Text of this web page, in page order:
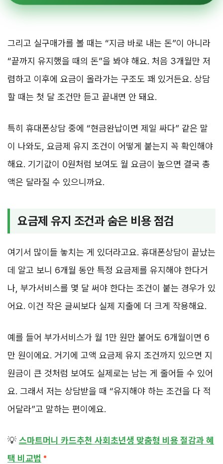
그리고 실구매가를 볼 때는 “지금 바로 내는 돈”이 아니라
“끝까지 유지했을 때의 돈”을 봐야 해요. 처음 3개월만 저
렴하고 이후에 요금이 올라가는 구조도 꽤 있거든요. 상담
할 때는 첫 달 조건만 듣고 끝내면 안 돼요.
특히 휴대폰상담 중에 “현금완납이면 제일 싸다” 같은 말
이 나와도, 요금제 유지 조건이 어떻게 붙는지 꼭 확인해야
해요. 기기값이 0원처럼 보여도 월 요금이 높으면 결국 총
액은 달라질 수 있으니까요.
요금제 유지 조건과 숨은 비용 점검
여기서 많이들 놓치는 게 있더라고요. 휴대폰상담이 끝났는
데 알고 보니 6개월 동안 특정 요금제를 유지해야 한다거
나, 부가서비스를 몇 달 써야 한다는 조건이 붙는 경우가 있
어요. 이건 작은 글씨보다 실제 지출에 더 크게 작용해요.
예를 들어 부가서비스가 월 1만 원만 붙어도 6개월이면 6
만 원이에요. 거기에 고액 요금제 유지 조건까지 있으면 지
원금이 큰 것처럼 보여도 실제로는 남는 게 줄어들 수 있어
요. 그래서 저는 상담받을 때 “유지해야 하는 조건을 다 적
어달라”고 말하는 편이에요.
💡 스마트머니 카드추천 사회초년생 맞춤형 비용 절감과 혜
택 비교법